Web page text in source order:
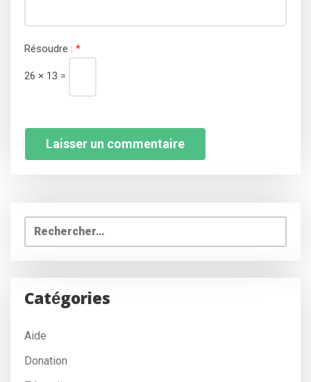
Résoudre : *
26 × 13 =
Rechercher :
Catégories
Aide
Donation